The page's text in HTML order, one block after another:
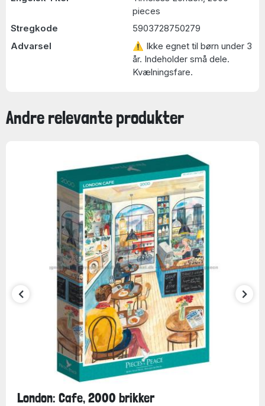
pieces
Stregkode
5903728750279
Advarsel
⚠ Ikke egnet til børn under 3
år. Indeholder små dele.
Kvælningsfare.
Andre relevante produkter
London: Cafe, 2000 brikker